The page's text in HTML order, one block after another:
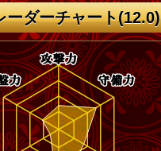
ーダーチャート(12.0)